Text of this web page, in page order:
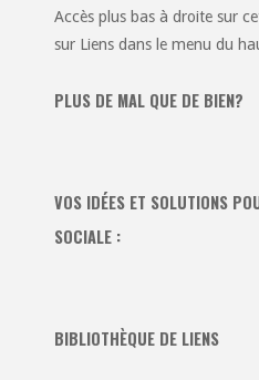
Accès plus bas à droite sur
sur Liens dans le menu du
PLUS DE MAL QUE DE BIEN?
VOS IDÉES ET SOLUTIONS
SOCIALE :
BIBLIOTHÈQUE DE LIENS